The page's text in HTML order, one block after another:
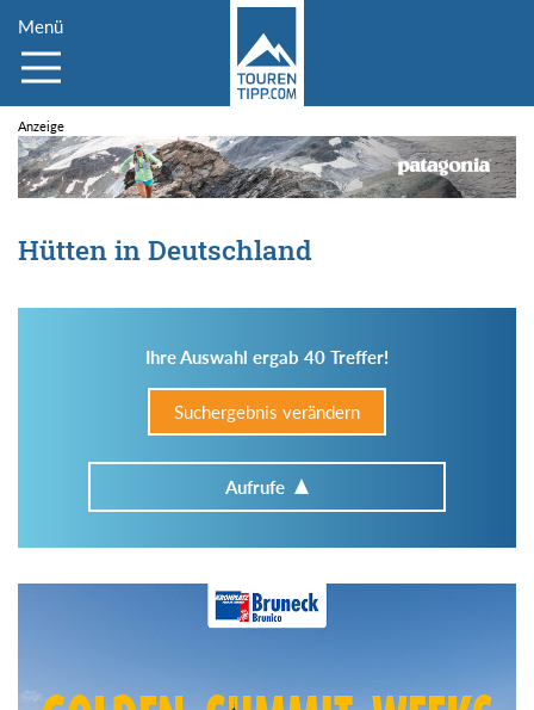
Menü
Hütten in Deutschland
Ihre Auswahl ergab 40 Treffer!
Suchergebnis verändern
Aufrufe
Im Hüttenarchiv suchen